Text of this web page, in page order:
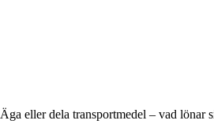
Äga eller dela transportmedel – vad lönar